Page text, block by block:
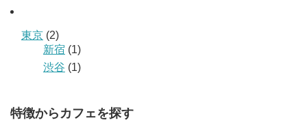
東京 (2)
新宿 (1)
渋谷 (1)
特徴からカフェを探す